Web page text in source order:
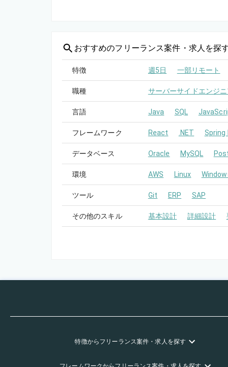
おすすめのフリーランス案件・求人を探
特徴 週5日 一部リモート
職種 サーバーサイドエンジニ
言語 Java SQL
フレームワーク React .NET Spring
データベース Oracle MySQL
環境 AWS Linux
ツール Git ERP SAP
その他のスキル 基本設計 詳細設計
特徴からフリーランス案件・求人を探す